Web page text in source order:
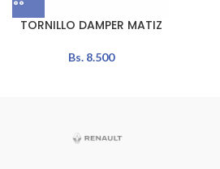
TORNILLO DAMPER MATIZ
Bs.8.500